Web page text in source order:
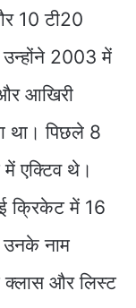
10 टी20
2003 में
आखिरी
था। पिछले 8
एक्टिव थे।
क्रिकेट में 16
उनके नाम
और लिस्ट